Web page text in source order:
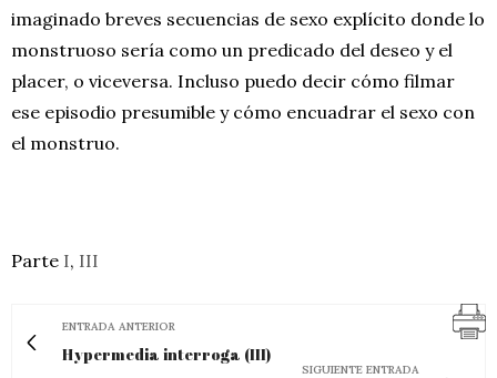
imaginado breves secuencias de sexo explícito donde lo
monstruoso sería como un predicado del deseo y el
placer, o viceversa. Incluso puedo decir cómo filmar
ese episodio presumible y cómo encuadrar el sexo con
el monstruo.
Parte I, III
ENTRADA ANTERIOR
Hypermedia interroga (III)
SIGUIENTE ENTRADA